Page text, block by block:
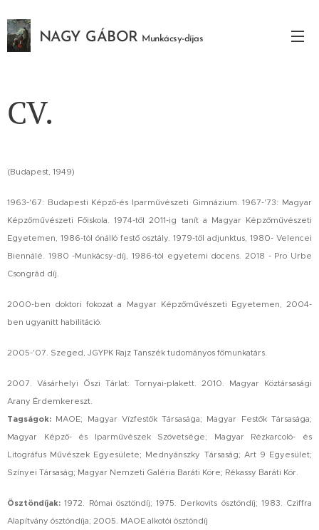
NAGY GÁBOR Munkácsy-díjas
CV.
(Budapest, 1949)
1963-'67: Budapesti Képző-és Iparművészeti Gimnázium. 1967-'73: Magyar
Képzőművészeti Főiskola. 1974-től 2011-ig tanít a Magyar Képzőművészeti
Egyetemen, 1986-tól önálló festő osztály. 1979-től adjunktus, 1980- Velencei
Biennálé. 1980 -Munkácsy-díj, 1986-tól egyetemi docens. 2018 - Pro Urbe
Csongrád díj.
2000-ben doktori fokozat a Magyar Képzőművészeti Egyetemen, 2004-
ben ugyanitt habilitáció.
2005-'07. Szeged, JGYPK Rajz Tanszék tudományos főmunkatárs.
2007. Vásárhelyi Őszi Tárlat: Tornyai-plakett. 2010. Magyar Köztársasági
Arany Érdemkereszt.
Tagságok: MAOE; Magyar Vízfestők Társasága; Magyar Festők Társasága;
Magyar Képző- és Iparművészek Szövetsége; Magyar Rézkarcoló- és
Litográfus Művészek Egyesülete; Mednyánszky Társaság; Art 9 Egyesület;
Színyei Társaság; Magyar Nemzeti Galéria Baráti Köre; Rékassy Baráti Kör.
Ösztöndíjak: 1972. Római ösztöndíj; 1975. Derkovits ösztöndíj; 1983. Cziffra
Alapítvány ösztöndíja; 2005. MAOE alkotói ösztöndíj